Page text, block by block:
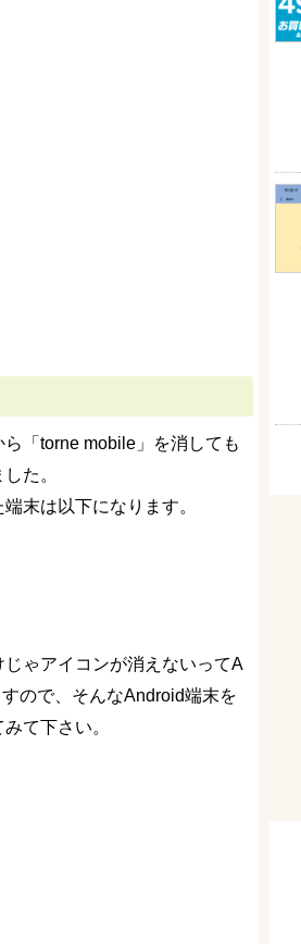
「torne mobile」を消しても
た。
末は以下になります。
ゃアイコンが消えないってA
ので、そんなAndroid端末を
て下さい。